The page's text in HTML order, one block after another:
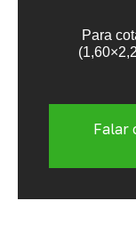
Para
Falar